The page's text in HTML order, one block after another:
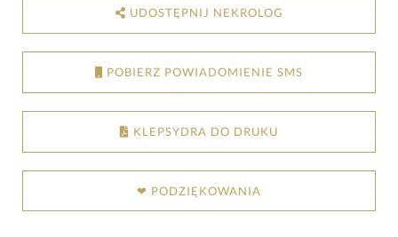
UDOSTĘPNIJ NEKROLOG
POBIERZ POWIADOMIENIE SMS
KLEPSYDRA DO DRUKU
❤ PODZIĘKOWANIA